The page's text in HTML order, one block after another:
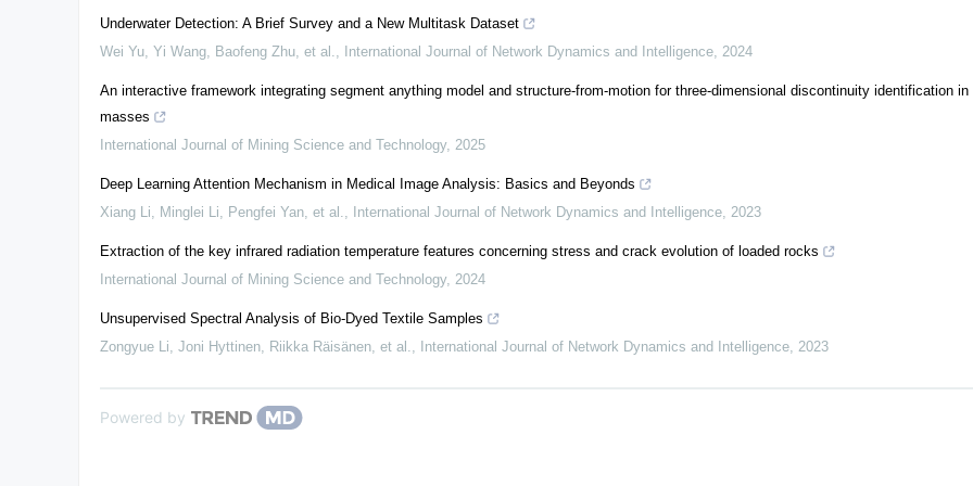
Underwater Detection: A Brief Survey and a New Multitask Dataset
Wei Yu, Yi Wang, Baofeng Zhu, et al., International Journal of Network Dynamics and Intelligence, 2024
An interactive framework integrating segment anything model and structure-from-motion for three-dimensional discontinuity identification in
masses
International Journal of Mining Science and Technology, 2025
Deep Learning Attention Mechanism in Medical Image Analysis: Basics and Beyonds
Xiang Li, Minglei Li, Pengfei Yan, et al., International Journal of Network Dynamics and Intelligence, 2023
Extraction of the key infrared radiation temperature features concerning stress and crack evolution of loaded rocks
International Journal of Mining Science and Technology, 2024
Unsupervised Spectral Analysis of Bio-Dyed Textile Samples
Zongyue Li, Joni Hyttinen, Riikka Räisänen, et al., International Journal of Network Dynamics and Intelligence, 2023
Powered by